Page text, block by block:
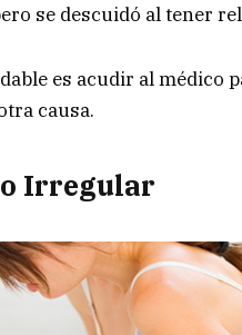
se descuidó al tener
es acudir al médico
causa.
Irregular